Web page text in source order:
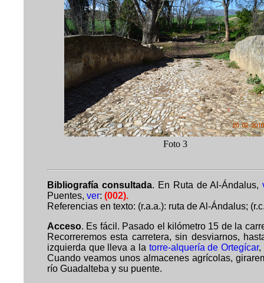
Foto
Bibliografía consultada. En Ruta de Al-Ándalus,
Puentes, ver: (002).
Referencias en texto: (r.a.a.): ruta de Al-Ándalus;
Acceso. Es fácil. Pasado el kilómetro 15 de la
Recorreremos esta carretera, sin desviarnos,
izquierda que lleva a la torre-alquería de Ortegícar,
Cuando veamos unos almacenes agrícolas,
río Guadalteba y su puente.